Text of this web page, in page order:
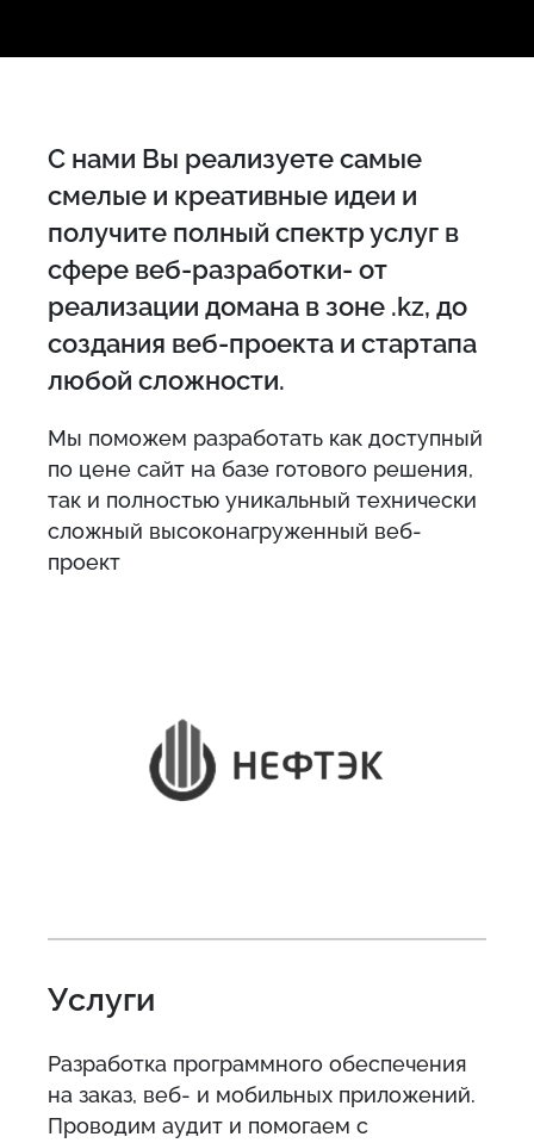
С нами Вы реализуете самые
смелые и креативные идеи и
получите полный спектр услуг в
сфере веб-разработки- от
реализации домана в зоне .kz, до
создания веб-проекта и стартапа
любой сложности.
Мы поможем разработать как доступный
по цене сайт на базе готового решения,
так и полностью уникальный технически
сложный высоконагруженный веб-
проект
Услуги
Разработка программного обеспечения
на заказ, веб- и мобильных приложений.
Проводим аудит и помогаем с